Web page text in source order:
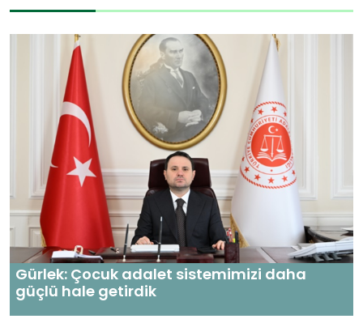
Gürlek: Çocuk adalet sistemimizi daha
güçlü hale getirdik